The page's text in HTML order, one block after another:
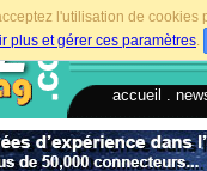
l'utilisation de
plus et gérer ces paramètres.
accueil